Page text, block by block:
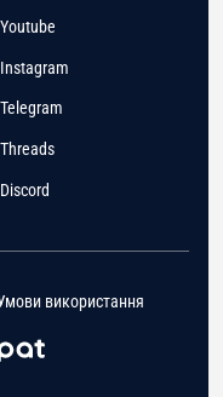
Youtube
Instagram
Telegram
Threads
Discord
використання